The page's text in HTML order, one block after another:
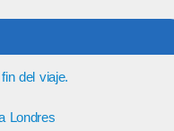
del viaje.
Londres